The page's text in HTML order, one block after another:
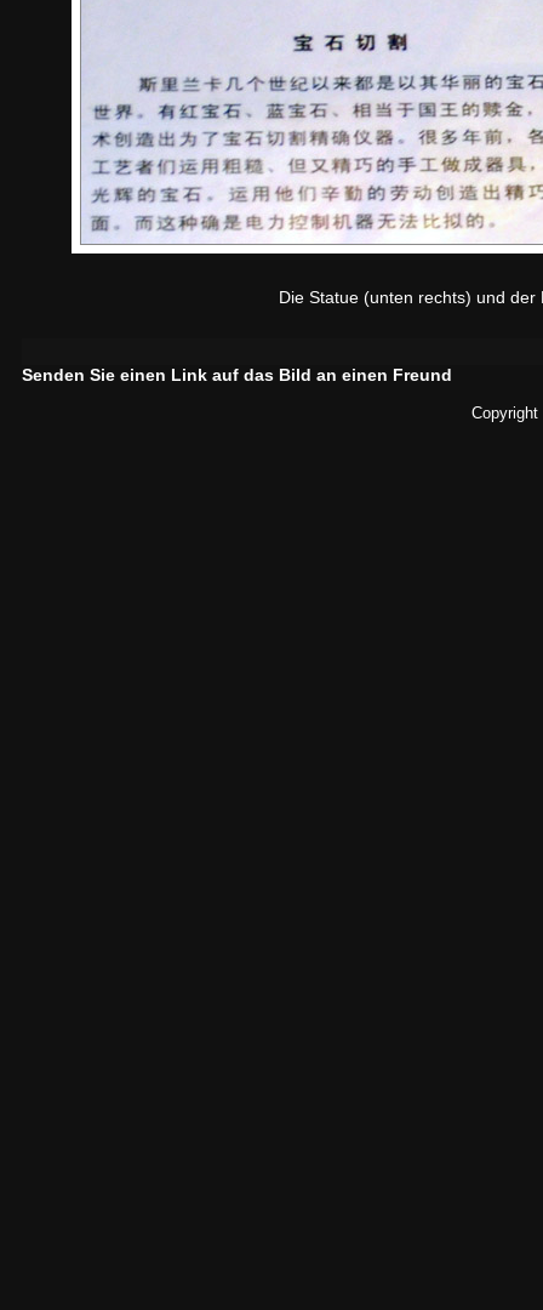
Die Statue (unten rechts) und
Senden Sie einen Link auf das Bild an einen Freund